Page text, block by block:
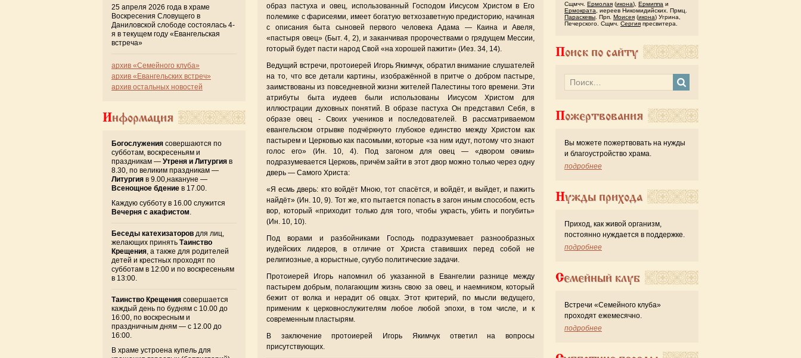
образ пастуха и овец, использованный Господом Иисусом Христом в Его
полемике с фарисеями, имеет богатую ветхозаветную предисторию, начиная
с описания быта сыновей первого человека Адама — Каина и Авеля,
«пастыря овец» (Быт. 4, 2), и заканчивая пророчествами о грядущем Мессии,
rоторый будет пасти народ Свой «на хорошей пажити» (Иез. 34, 14).
Ведущий встречи, протоиерей Игорь Якимчук, обратил внимание слушателей
на то, что все детали картины, изображённой в притче о добром пастыре,
заимствованы из повседневной жизни жителей Палестины того времени. Эти
атрибуты быта иудеев были использованы Иисусом Христом для
иллюстрации духовных понятий. В образе пастуха Он представил Себя, в
образе овец - Своих учеников и последователей. В рассматриваемом
евангельском отрывке подчёркнуто глубокое единство между Христом как
пастырем и Церковью как пасомыми, которые «за ним идут, потому что знают
голос его» (Ин. 10, 4). Под загоном для овец — «двором овчим»
подразумевается Церковь, причём зайти в этот двор можно только через одну
дверь — Самого Христа:
«Я есмь дверь: кто войдёт Мною, тот спасётся, и войдёт, и выйдет, и пажить
найдёт» (Ин. 10, 9). Тот же, кто пытается попасть в загон иным способом, есть
вор, который «приходит только для того, чтобы украсть, убить и погубить»
(Ин. 10, 10).
Под ворами и разбойниками Господь подразумевает разнообразных
иудейских лидеров, в отличие от Христа ставивших перед собой не
религиозные, а корыстные, сугубо политические задачи.
Протоиерей Игорь напомнил об указанной в Евангелии разнице между
пастырем добрым, полагающим жизнь свою за овец, и наемником, который
бежит от волка и нерадит об овцах. Этот критерий, по мысли ведущего,
применим к церковнослужителям любое любой эпохи, в том числе, и к
современным пластырям.
В заключение протоиерей Игорь Якимчук ответил на вопросы
присутствующих.
25 апреля 2026 года в храме
Воскресения Словущего в
Даниловской слободе состоялась 4-
я в текущем году «Евангельская
встреча»
архив «Семейного клуба»
архив «Евангельских встреч»
архив остальных новостей
Информация
Богослужения совершаются по
субботам, воскресеньям и
праздникам — Утреня и Литургия в
8.30, по великим праздникам —
Литургия в 9.00,накануне —
Всенощное бдение в 17.00.
Каждую субботу в 16.00 служится
Вечерня с акафистом.
Беседы катехизаторов для лиц,
желающих принять Таинство
Крещения, а также для родителей
детей и крестных проходят по
субботам в 12:00 и по воскресеньям
в 13:00.
Таинство Крещения совершается
каждый день по будням с 10.00 до
16:00, по воскресным и
праздничным дням — с 12.00 до
16:00.
В храме устроена купель для
Сщмчч. Ермолая (икона), Ермиппа и
Ермократа, иереев Никомидийских. Прмц.
Параскевы. Прп. Моисея (икона) Угрина,
Печерского. Сщмч. Сергия пресвитера.
Поиск по сайту
Пожертвования
Вы можете пожертвовать на нужды
и благоустройство храма.
подробнее
Нужды прихода
Приход, как живой организм,
постоянно нуждается в поддержке.
подробнее
Семейный клуб
Встречи «Семейного клуба»
проходят ежемесячно.
подробнее